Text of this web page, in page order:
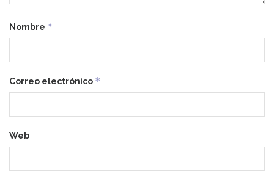
Nombre *
Correo electrónico *
Web